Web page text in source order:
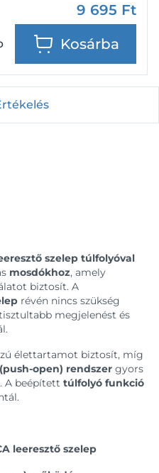
9 695 Ft
Kosárba
szelep túlfolyóval
mosdókhoz, amely
biztosít. A
révén nincs szükség
megjelenést és
élettartamot biztosít, míg
open) rendszer gyors
A beépített túlfolyó funkció
leeresztő szelep